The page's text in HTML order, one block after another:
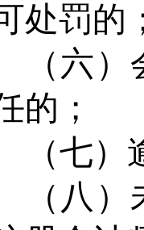
处罚的
（六
的；
（七
（八